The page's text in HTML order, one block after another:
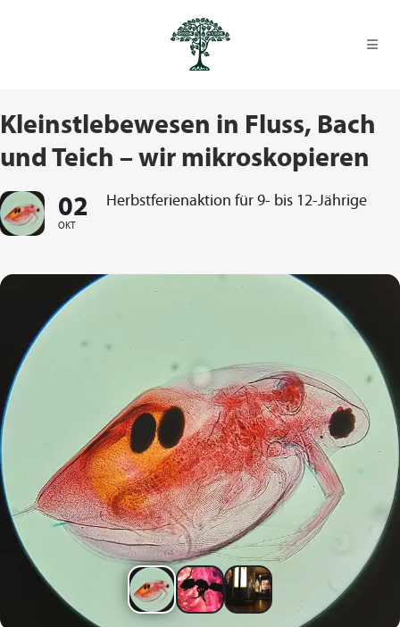
Kleinstlebewesen in Fluss, Bach
und Teich – wir mikroskopieren
02
OKT
Herbstferienaktion für 9- bis 12-Jährige